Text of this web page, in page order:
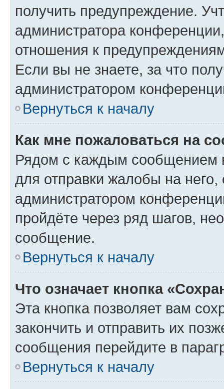
получить предупреждение.
администратора
отношения к
Если вы не знаете, за что
администратором
Вернуться к началу
Как мне пожаловаться на
Рядом с каждым сообщением
для отправки жалобы на
администратором
пройдёте через ряд шагов,
сообщение.
Вернуться к началу
Что означает кнопка
Эта кнопка позволяет вам
закончить и отправить их
сообщения перейдите в
Вернуться к началу